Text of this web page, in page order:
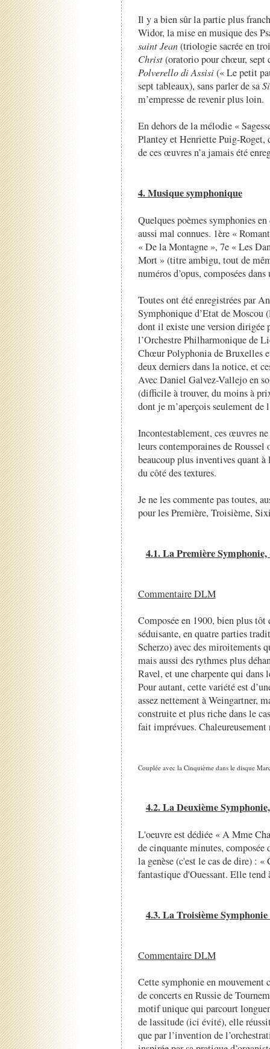
Il y a bien sûr la partie plus
Widor, la mise en musique des
saint Jean(triologie sacrée en
Christ(oratorio pour chœur, sept
Polverello di Assisi(« Le petit
sept tableaux), sans parler de sa
m’empresse de revenir plus loin.
En dehors de la mélodie «
Plantey et Henriette Puig-
de ces œuvres n’a jamais été
4. Musique symphonique
Quelques poèmes symphonies
aussi mal connues. 1ère «
« De la Montagne », 7e « Les
Mort » (titre ambigu, tout de
numéros d’opus, composées
Toutes ont été enregistrées par
Symphonique d’Etat de Moscou
dont il existe une version dirigée
l’Orchestre Philharmonique de
Chœur Polyphonia de Bruxelles
deux derniers dans la notice, et
Avec Daniel Galvez-Vallejo en
(difficile à trouver, du moins à
dont je m’aperçois seulement de
Incontestablement, ces œuvres
leurs contemporaines de
beaucoup plus inventives quant
du côté des textures.
Je ne les commente pas toutes,
pour les Première, Troisième,
4.1. La Première
Commentaire DLM
Composée en 1900, bien plus tôt
séduisante, en quatre parties
Scherzo) avec des miroitements
mais aussi des rythmes plus
Ravel, et une charpente qui
Pour autant, cette variété est
assez nettement à Weingartner,
construite et plus riche dans le
fait imprévues. Chaleureusement
Couplée avec la Cinquième dans le disque
4.2. La Deuxième
L'oeuvre est dédiée « A Mme
de cinquante minutes,
la genèse (c'est le cas de dire) :
fantastique d'Ouessant. Elle
4.3. La Troisième
Commentaire DLM
Cette symphonie en mouvement
de concerts en Russie de
motif unique qui parcourt
de lassitude (ici évité), elle
que par l’invention de